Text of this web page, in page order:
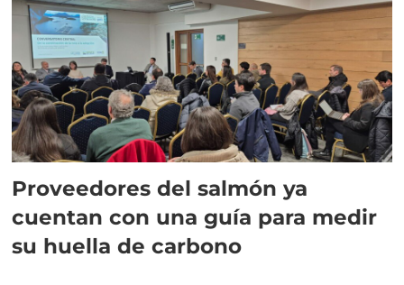
Proveedores del salmón ya
cuentan con una guía para medir
su huella de carbono